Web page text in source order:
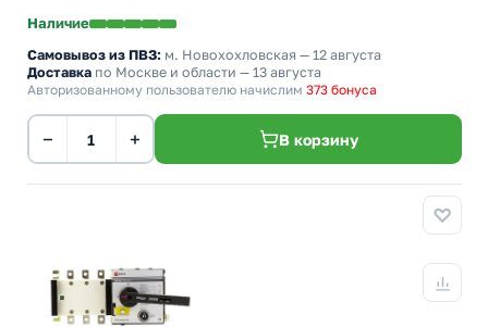
Наличие
Самовывоз из ПВЗ: м. Новохохловская — 12 августа
Доставка по Москве и области — 13 августа
Авторизованному пользователю начислим 373 бонуса
− + В корзину